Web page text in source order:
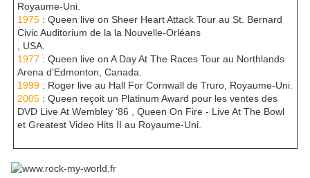
Royaume-Uni.
1975: Queen live on Sheer Heart Attack Tour au St. Bernard
Civic Auditorium de la la Nouvelle-Orléans
, USA.
1977 : Queen live on A Day At The Races Tour au Northlands
Arena d'Edmonton, Canada.
1999: Roger live au Hall For Cornwall de Truro, Royaume-Uni.
2005: Queen reçoit un Platinum Award pour les ventes des
DVD Live At Wembley '86 , Queen On Fire - Live At The Bowl
et Greatest Video Hits II au Royaume-Uni.